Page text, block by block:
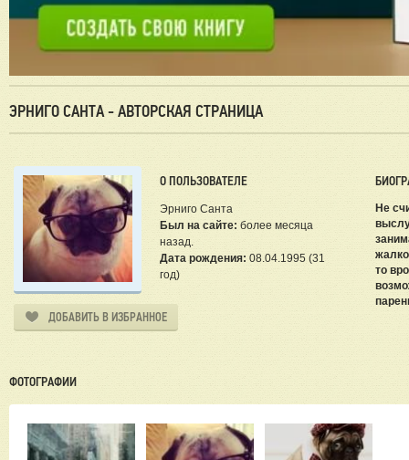
ЭРНИГО САНТА - АВТОРСКАЯ СТРАНИЦА
О ПОЛЬЗОВАТЕЛЕ
Эрниго Санта
Был на сайте: более месяца
назад.
Дата рождения: 08.04.1995 (31
год)
ДОБАВИТЬ В ИЗБРАННОЕ
Не
то
ФОТОГРАФИИ